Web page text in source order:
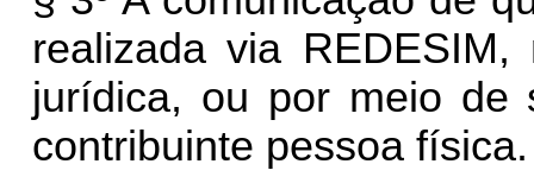
realizada via
jurídica, ou por meio de
contribuinte pessoa física.